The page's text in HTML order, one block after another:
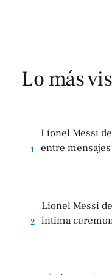
Lo más
1
Lionel Messi
entre
2
Lionel Messi
íntima